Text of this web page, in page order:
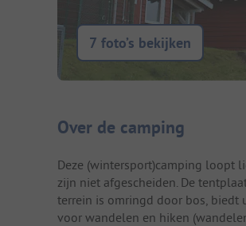
7 foto’s bekijken
Camping
Over de camping
Deze (wintersport)camping loopt
zijn niet afgescheiden. De
terrein is omringd door bos, biedt
voor wandelen en hiken